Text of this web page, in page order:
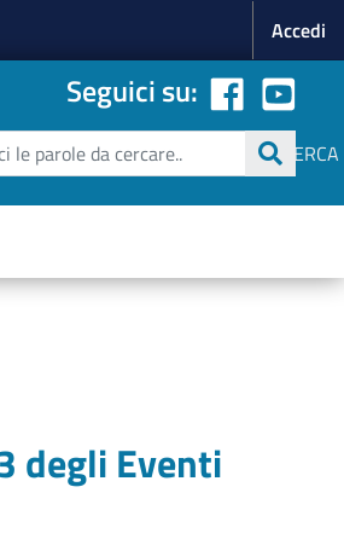
Accedi
Seguici su:
Cerca
CERCA
degli Eventi